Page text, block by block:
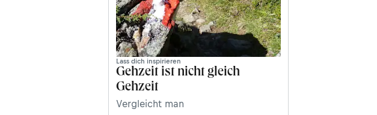
Lass dich inspirieren
Gehzeit ist nicht gleich
Gehzeit
Vergleicht man